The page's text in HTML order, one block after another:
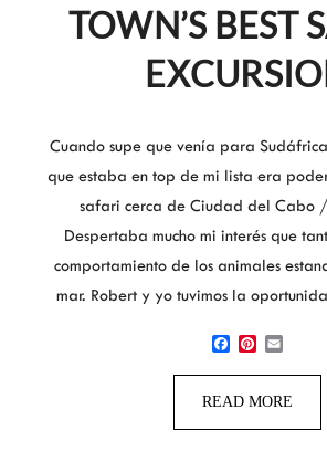
TOWN’S BEST
Cuando supe que venía para
que estaba en top de mi lista era
safari cerca de Ciudad del Cabo /
Despertaba mucho mi interés que
comportamiento de los animales
mar. Robert y yo tuvimos la
READ MORE